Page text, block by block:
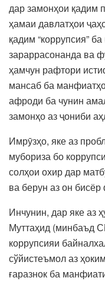
дар замонҳои қадим
ҳамаи давлатҳои
қадим “коррупсия”
зараррасонанда ва
ҳамчун рафтори
мансаб ба
афроди ба чунин
замонҳо аз ҷониби
Имрӯзҳо, яке аз
мубориза бо
солҳои охир дар
ва берун аз он
Инчунин, дар яке аз
Муттаҳид (минбаъд
коррупсияи
сўйистеъмол аз
ғаразнок ба